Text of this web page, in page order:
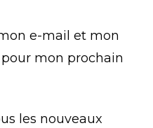
e-mail et mon
mon prochain
les nouveaux